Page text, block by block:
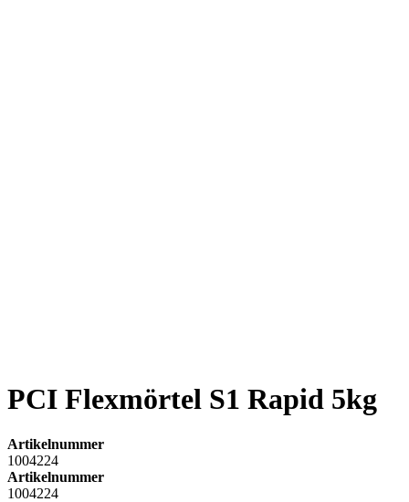
PCI Flexmörtel S1 Rapid 5kg
Artikelnummer
1004224
Artikelnummer
1004224